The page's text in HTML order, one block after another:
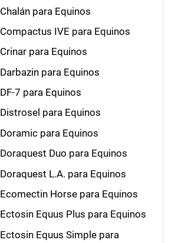
Chalán para Equinos
Compactus IVE para Equinos
Crinar para Equinos
Darbazin para Equinos
DF-7 para Equinos
Distrosel para Equinos
Doramic para Equinos
Doraquest Duo para Equinos
Doraquest L.A. para Equinos
Ecomectin Horse para Equinos
Ectosin Equus Plus para Equinos
Ectosin Equus Simple para